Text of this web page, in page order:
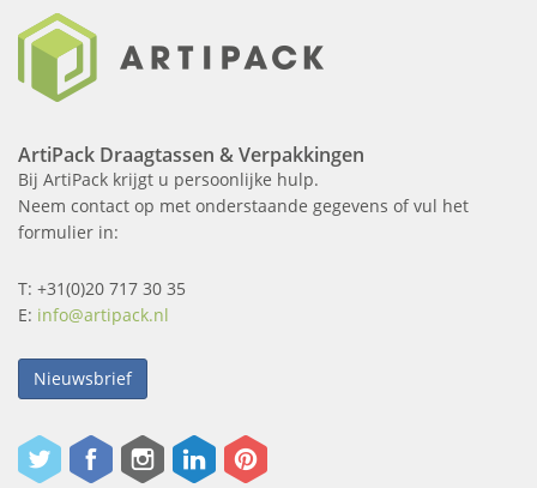
ArtiPack Draagtassen & Verpakkingen
Bij ArtiPack krijgt u persoonlijke hulp.
Neem contact op met onderstaande gegevens of vul het
formulier in:
T: +31(0)20 717 30 35
E: info@artipack.nl
Nieuwsbrief